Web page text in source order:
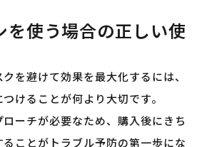
を使う場合の正しい使
を避けて効果を最大化するには、
けることが何より大切です。
ーチが必要なため、購入後にきち
ことがトラブル予防の第一歩にな